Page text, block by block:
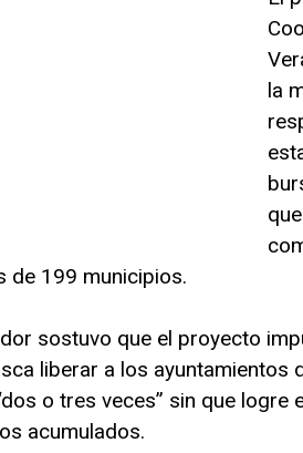
la
de 199 municipios.
sostuvo que el proyecto
liberar a los ayuntamientos
o tres veces” sin que
acumulados.